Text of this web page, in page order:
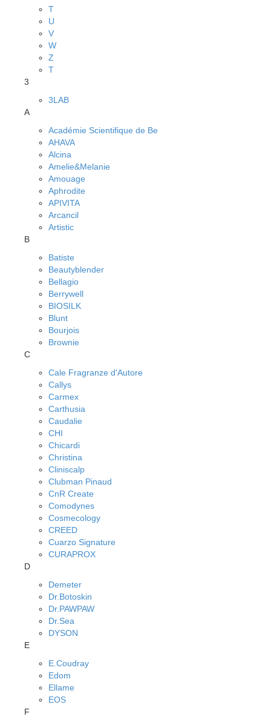
T
U
V
W
Z
Т
3
3LAB
A
Académie Scientifique de Be
AHAVA
Alcina
Amelie&Melanie
Amouage
Aphrodite
APIVITA
Arcancil
Artistic
B
Batiste
Beautyblender
Bellagio
Berrywell
BIOSILK
Blunt
Bourjois
Brownie
C
Cale Fragranze d'Autore
Callys
Carmex
Carthusia
Caudalie
CHI
Chicardi
Christina
Cliniscalp
Clubman Pinaud
CnR Create
Comodynes
Cosmecology
CREED
Cuarzo Signature
CURAPROX
D
Demeter
Dr.Botoskin
Dr.PAWPAW
Dr.Sea
DYSON
E
E.Coudray
Edom
Ellame
EOS
F